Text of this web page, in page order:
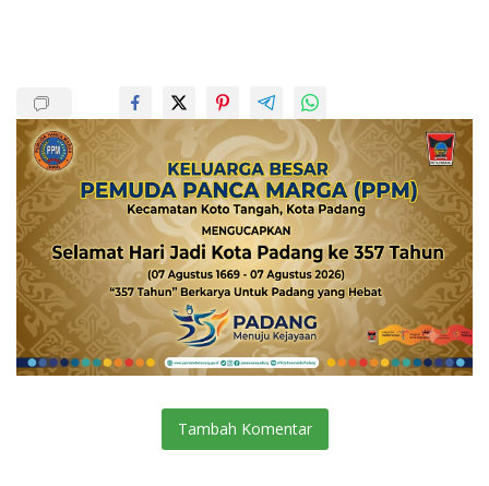
Tambah Komentar